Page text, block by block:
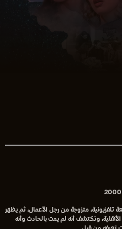
2000
متزوجة من رجل الأعمال، ثم يظهر
وتكتشف أنه لم يمت بالحادث وأنه